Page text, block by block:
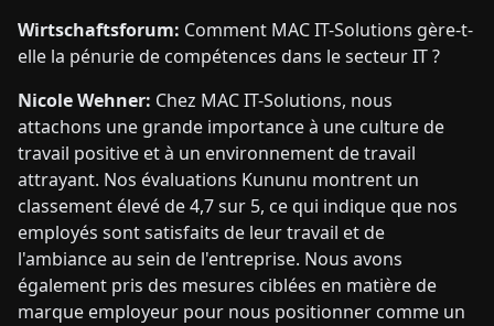
Wirtschaftsforum: Comment MAC IT-Solutions gère-t-
elle la pénurie de compétences dans le secteur IT ?
Nicole Wehner: Chez MAC IT-Solutions, nous
attachons une grande importance à une culture de
travail positive et à un environnement de travail
attrayant. Nos évaluations Kununu montrent un
classement élevé de 4,7 sur 5, ce qui indique que nos
employés sont satisfaits de leur travail et de
l'ambiance au sein de l'entreprise. Nous avons
également pris des mesures ciblées en matière de
marque employeur pour nous positionner comme un